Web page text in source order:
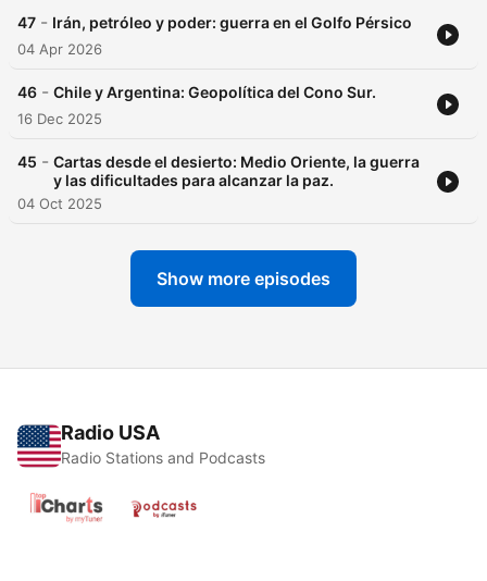
47 - Irán, petróleo y poder: guerra en el Golfo Pérsico
04 Apr 2026
46 - Chile y Argentina: Geopolítica del Cono Sur.
16 Dec 2025
45 - Cartas desde el desierto: Medio Oriente, la guerra
y las dificultades para alcanzar la paz.
04 Oct 2025
Show more episodes
Radio USA
Radio Stations and Podcasts